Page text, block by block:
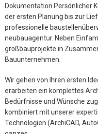
Dokumentation.Persönlicher
der ersten Planung bis zur
professionelle
neubauagentur. Neben
großbauprojekte in
Bauunternehmen.
Wir gehen von Ihren ersten
erarbeiten ein komplettes
Bedürfnisse und Wünsche
kombiniert mit unserer
Technologien (ArchiCAD,